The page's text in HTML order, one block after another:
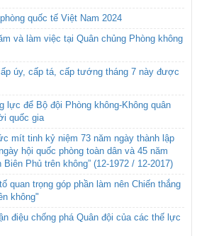
quốc tế Việt Nam 2024
và làm việc tại Quân chủng Phòng không
úy, cấp tá, cấp tướng tháng 7 này được
lực để Bộ đội Phòng không-Không quân
quốc gia
mít tinh kỷ niệm 73 năm ngày thành lập
hội quốc phòng toàn dân và 45 năm
Phủ trên không” (12-1972 / 12-2017)
quan trọng góp phần làm nên Chiến thắng
không"
điệu chống phá Quân đội của các thế lực